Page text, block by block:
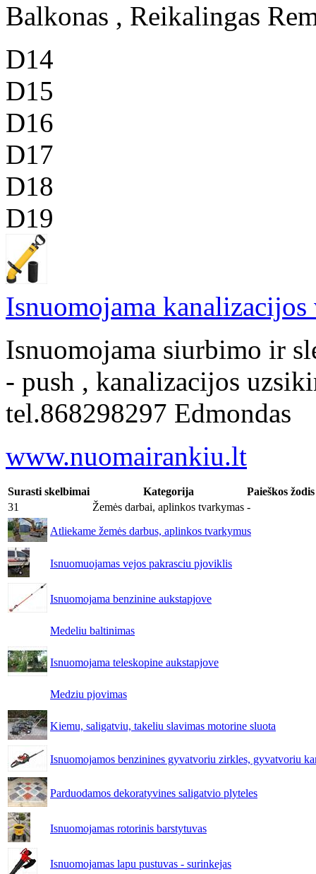
Balkonas , Reikalingas
D14
D15
D16
D17
D18
D19
Isnuomojama
Isnuomojama siurbimo ir
- push , kanalizacijos
tel.868298297 Edmondas
www.nuomairankiu.lt
Surasti skelbimai Kategorija
Paieškos žodis
31
Žemės darbai, aplinkos tvarkymas -
Atliekame žemės darbus, aplinkos tvarkymus
Isnuomuojamas vejos pakrasciu pjoviklis
Isnuomojama benzinine aukstapjove
Medeliu baltinimas
Isnuomojama teleskopine aukstapjove
Medziu pjovimas
Kiemu, saligatviu, takeliu slavimas motorine sluota
Isnuomojamos benzinines gyvatvoriu zirkles, gyvatvoriu
Parduodamos dekoratyvines saligatvio plyteles
Isnuomojamas rotorinis barstytuvas
Isnuomojamas lapu pustuvas - surinkejas